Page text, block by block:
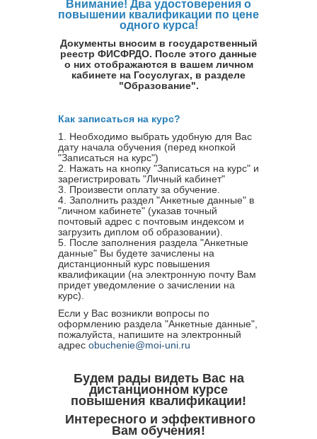
Внимание! Два удостоверения о
повышении квалификации по цене
одного курса!
Документы вносим в государственный
реестр ФИСФРДО. После этого данные
о них отображаются в вашем личном
кабинете на Госуслугах, в разделе
"Образование".
Как записаться на курс?
1. Необходимо выбрать удобную для Вас
дату начала обучения (перед кнопкой
"Записаться на курс")
2. Нажать на кнопку "Записаться на курс" и
зарегистрировать "Личный кабинет"
3. Произвести оплату за обучение.
4. Заполнить раздел "Анкетные данные" в
"личном кабинете" (указав точный
почтовый адрес с почтовым индексом и
загрузить диплом об образовании).
5. После заполнения раздела "Анкетные
данные" Вы будете зачислены на
дистанционный курс повышения
квалификации (на электронную почту Вам
придет уведомление о зачислении на
курс).
Если у Вас возникли вопросы по
оформлению раздела "Анкетные данные",
пожалуйста, напишите на электронный
адрес obuchenie@moi-uni.ru
Будем рады видеть Вас на
дистанционном курсе
повышения квалификации!
Интересного и эффективного
Вам обучения!